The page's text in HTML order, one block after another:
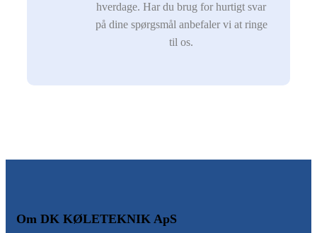
hverdage. Har du brug for hurtigt svar
på dine spørgsmål anbefaler vi at ringe
til os.
Om DK KØLETEKNIK ApS